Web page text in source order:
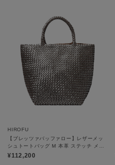
HIROFU
【ブレッツァバッファロー】レザーメッ
シュトートバッグ M 本革 ステッチ メタ
リック（商品番号：P25-36413）
¥112,200